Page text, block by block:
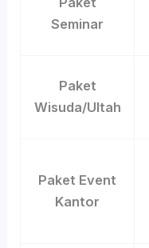
Seminar
Paket
Wisuda/Ultah
Paket Event
Kantor